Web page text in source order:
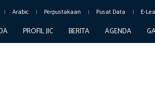
Arabic Perpustakaan Pusat Data E-
PROFIL JIC BERITA AGENDA